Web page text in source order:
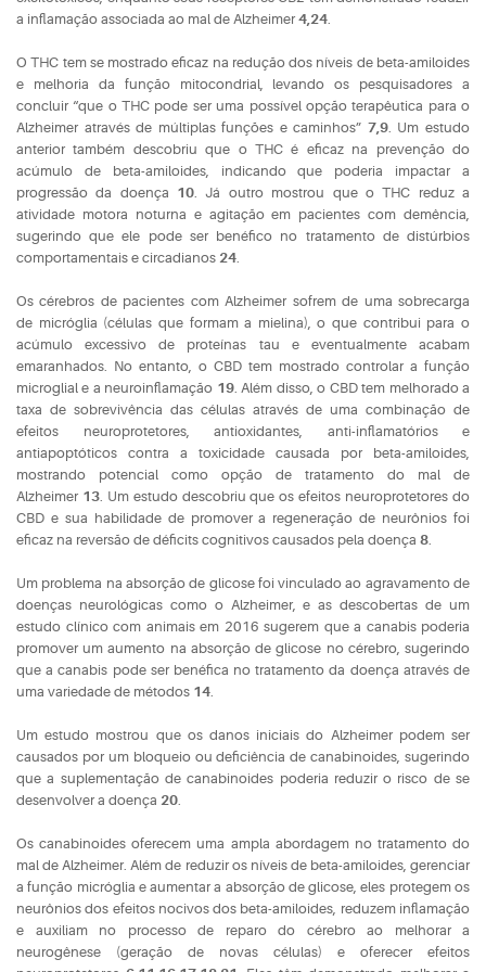
a inflamação associada ao mal de Alzheimer 4,24.
O THC tem se mostrado eficaz na redução dos níveis de beta-amiloides
e melhoria da função mitocondrial, levando os pesquisadores a
concluir “que o THC pode ser uma possível opção terapêutica para o
Alzheimer através de múltiplas funções e caminhos” 7,9. Um estudo
anterior também descobriu que o THC é eficaz na prevenção do
acúmulo de beta-amiloides, indicando que poderia impactar a
progressão da doença 10. Já outro mostrou que o THC reduz a
atividade motora noturna e agitação em pacientes com demência,
sugerindo que ele pode ser benéfico no tratamento de distúrbios
comportamentais e circadianos 24.
Os cérebros de pacientes com Alzheimer sofrem de uma sobrecarga
de micróglia (células que formam a mielina), o que contribui para o
acúmulo excessivo de proteínas tau e eventualmente acabam
emaranhados. No entanto, o CBD tem mostrado controlar a função
microglial e a neuroinflamação 19. Além disso, o CBD tem melhorado a
taxa de sobrevivência das células através de uma combinação de
efeitos neuroprotetores, antioxidantes, anti-inflamatórios e
antiapoptóticos contra a toxicidade causada por beta-amiloides,
mostrando potencial como opção de tratamento do mal de
Alzheimer 13. Um estudo descobriu que os efeitos neuroprotetores do
CBD e sua habilidade de promover a regeneração de neurônios foi
eficaz na reversão de déficits cognitivos causados pela doença 8.
Um problema na absorção de glicose foi vinculado ao agravamento de
doenças neurológicas como o Alzheimer, e as descobertas de um
estudo clínico com animais em 2016 sugerem que a canabis poderia
promover um aumento na absorção de glicose no cérebro, sugerindo
que a canabis pode ser benéfica no tratamento da doença através de
uma variedade de métodos 14.
Um estudo mostrou que os danos iniciais do Alzheimer podem ser
causados por um bloqueio ou deficiência de canabinoides, sugerindo
que a suplementação de canabinoides poderia reduzir o risco de se
desenvolver a doença 20.
Os canabinoides oferecem uma ampla abordagem no tratamento do
mal de Alzheimer. Além de reduzir os níveis de beta-amiloides, gerenciar
a função micróglia e aumentar a absorção de glicose, eles protegem os
neurônios dos efeitos nocivos dos beta-amiloides, reduzem inflamação
e auxiliam no processo de reparo do cérebro ao melhorar a
neurogênese (geração de novas células) e oferecer efeitos